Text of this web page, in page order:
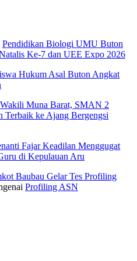
Pendidikan Biologi UMU Buton
Ke-7 dan UEE Expo 2026
Hukum Asal Buton Angkat
Wakili Muna Barat, SMAN 2
Terbaik ke Ajang Bergengsi
Fajar Keadilan Menggugat
di Kepulauan Aru
Baubau Gelar Tes Profiling
Profiling ASN